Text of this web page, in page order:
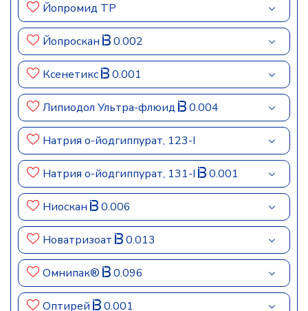
Йопромид ТР
Йопроскан 0.002
Ксенетикс 0.001
Липиодол Ультра-флюид 0.004
Натрия о-йодгиппурат, 123-I
Натрия о-йодгиппурат, 131-I 0.001
Ниоскан 0.006
Новатризоат 0.013
Омнипак® 0.096
Оптирей 0.001